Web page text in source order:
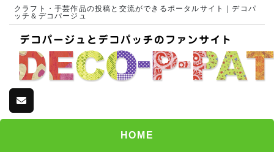
クラフト・手芸作品の投稿と交流ができるポータルサイト｜デコパ
ッチ＆デコパージュ
HOME